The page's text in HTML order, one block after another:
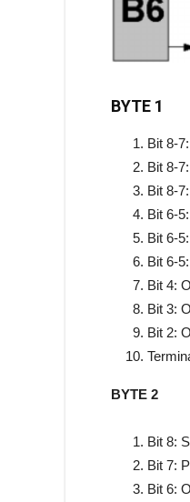
BYTE 1
Bit 8-
Bit 8-
Bit 8-
Bit 6-
Bit 6-
Bit 6-
Bit 4:
Bit 3:
Bit 2:
BYTE 2
Bit 8:
Bit 7:
Bit 6: